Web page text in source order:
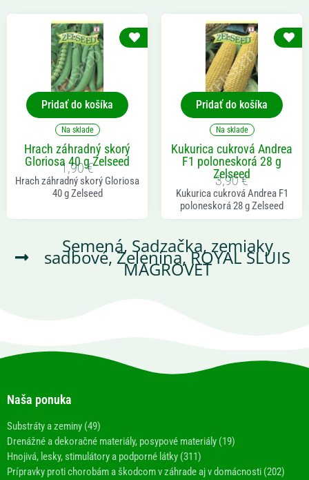
Pridať do košíka
Na sklade
Hrach záhradný skorý
Gloriosa 40 g Zelseed
1,90€
Hrach záhradný skorý Gloriosa
40 g Zelseed
Pridať do košíka
Na sklade
Kukurica cukrová Andrea
F1 poloneskorá 28 g
Zelseed
3,90€
Kukurica cukrová Andrea F1
poloneskorá 28 g Zelseed
Semená, Sadzačka, zemiaky
sadbové,Zelenina,ROYAL SLUIS
MAGROVET
Naša ponuka
Substráty a zeminy (49)
Drenážné a dekoračné materiály, posypové materiály (19)
Hnojivá, lesky, stimulátory a podporné látky (311)
Prípravky proti chorobám a škodcom v záhrade aj v domácnosti (202)